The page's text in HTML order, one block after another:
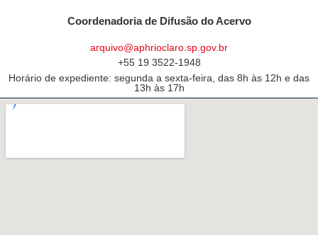
Coordenadoria de Difusão do Acervo
arquivo@aphrioclaro.sp.gov.br
+55 19 3522-1948
Horário de expediente: segunda a sexta-feira, das 8h às 12h e das
13h às 17h